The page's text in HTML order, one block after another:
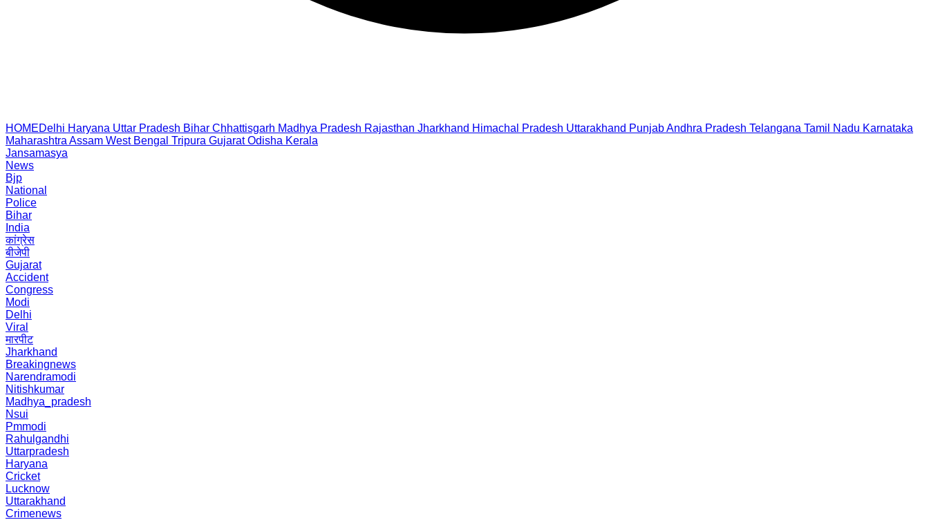
HOMEDelhi Haryana Uttar Pradesh Bihar Chhattisgarh Madhya Pradesh Rajasthan Jharkhand Himachal Pradesh Uttarakhand PunjabAndhra Pradesh Telangana Tamil Nadu Karnataka
Maharashtra Assam West Bengal Tripura Gujarat Odisha Kerala
Jansamasya
News
Bjp
National
Police
Bihar
India
कांग्रेस
बीजेपी
Gujarat
Accident
Congress
Modi
Delhi
Viral
मारपीट
Jharkhand
Breakingnews
Narendramodi
Nitishkumar
Madhya_pradesh
Nsui
Pmmodi
Rahulgandhi
Uttarpradesh
Haryana
Cricket
Lucknow
Uttarakhand
Crimenews